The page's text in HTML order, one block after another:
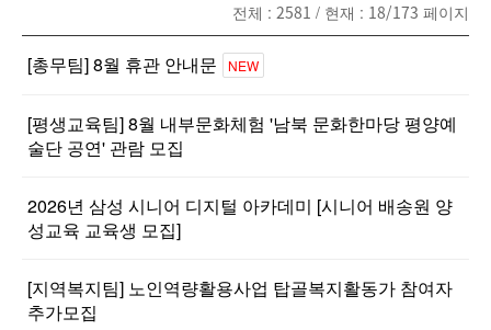
전체 : 2581 / 현재 : 18/173 페이지
[총무팀] 8월 휴관 안내문 NEW
[평생교육팀] 8월 내부문화체험 '남북 문화한마당 평양예
술단 공연' 관람 모집
2026년 삼성 시니어 디지털 아카데미 [시니어 배송원 양
성교육 교육생 모집]
[지역복지팀] 노인역량활용사업 탑골복지활동가 참여자
추가모집